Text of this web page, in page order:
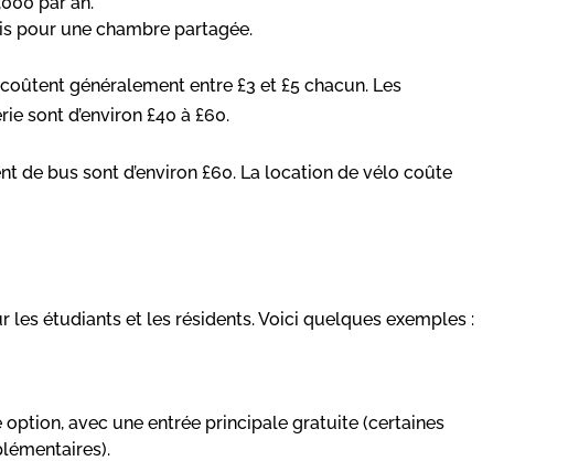
pour une chambre partagée.
généralement entre £3 et £5 chacun. Les
sont d’environ £40 à £60.
de bus sont d’environ £60. La location de vélo coûte
étudiants et les résidents. Voici quelques exemples :
avec une entrée principale gratuite (certaines